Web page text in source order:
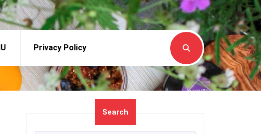
Privacy Policy
Search